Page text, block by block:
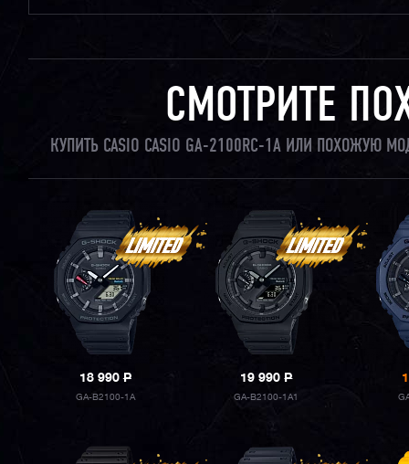
СМОТРИТЕ
КУПИТЬ CASIO CASIO GA-2100RC-1A ИЛИ ПОХОЖУЮ
18 990P
GA-B2100-1A
19 990P
GA-B2100-1A1